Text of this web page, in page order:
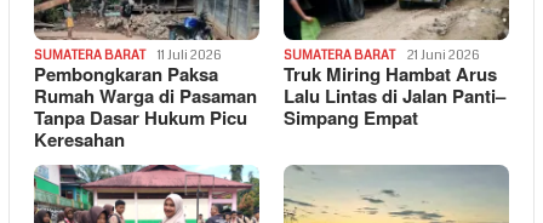
SUMATERA BARAT 11 Juli 2026
Pembongkaran Paksa
Rumah Warga di Pasaman
Tanpa Dasar Hukum Picu
Keresahan
SUMATERA BARAT 21 Juni 2026
Truk Miring Hambat Arus
Lalu Lintas di Jalan Panti–
Simpang Empat